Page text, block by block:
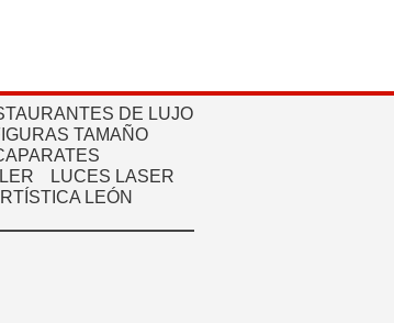
DE LUJO
TAMAÑO
LUCES LASER
LEÓN